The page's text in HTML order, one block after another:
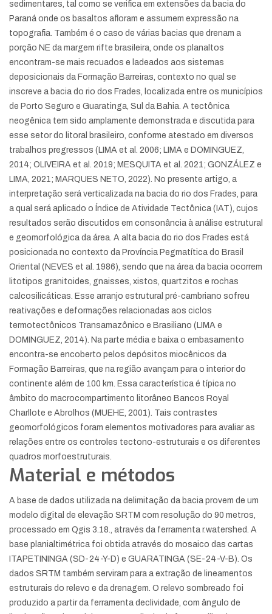
sedimentares, tal como se verifica em extensões da bacia do
Paraná onde os basaltos afloram e assumem expressão na
topografia. Também é o caso de várias bacias que drenam a
porção NE da margem rifte brasileira, onde os planaltos
encontram-se mais recuados e ladeados aos sistemas
deposicionais da Formação Barreiras, contexto no qual se
inscreve a bacia do rio dos Frades, localizada entre os municípios
de Porto Seguro e Guaratinga, Sul da Bahia. A tectônica
neogênica tem sido amplamente demonstrada e discutida para
esse setor do litoral brasileiro, conforme atestado em diversos
trabalhos pregressos (LIMA et al. 2006; LIMA e DOMINGUEZ,
2014; OLIVEIRA et al. 2019; MESQUITA et al. 2021; GONZÁLEZ e
LIMA, 2021; MARQUES NETO, 2022). No presente artigo, a
interpretação será verticalizada na bacia do rio dos Frades, para
a qual será aplicado o Índice de Atividade Tectônica (IAT), cujos
resultados serão discutidos em consonância à análise estrutural
e geomorfológica da área. A alta bacia do rio dos Frades está
posicionada no contexto da Província Pegmatítica do Brasil
Oriental (NEVES et al. 1986), sendo que na área da bacia ocorrem
litotipos granitoides, gnaisses, xistos, quartzitos e rochas
calcosilicáticas. Esse arranjo estrutural pré-cambriano sofreu
reativações e deformações relacionadas aos ciclos
termotectônicos Transamazônico e Brasiliano (LIMA e
DOMINGUEZ, 2014). Na parte média e baixa o embasamento
encontra-se encoberto pelos depósitos miocênicos da
Formação Barreiras, que na região avançam para o interior do
continente além de 100 km. Essa característica é típica no
âmbito do macrocompartimento litorâneo Bancos Royal
Charllote e Abrolhos (MUEHE, 2001). Tais contrastes
geomorfológicos foram elementos motivadores para avaliar as
relações entre os controles tectono-estruturais e os diferentes
quadros morfoestruturais.
Material e métodos
A base de dados utilizada na delimitação da bacia provem de um
modelo digital de elevação SRTM com resolução do 90 metros,
processado em Qgis 3.18., através da ferramenta r.watershed. A
base planialtimétrica foi obtida através do mosaico das cartas
ITAPETININGA (SD-24-Y-D) e GUARATINGA (SE-24-V-B). Os
dados SRTM também serviram para a extração de lineamentos
estruturais do relevo e da drenagem. O relevo sombreado foi
produzido a partir da ferramenta declividade, com ângulo de